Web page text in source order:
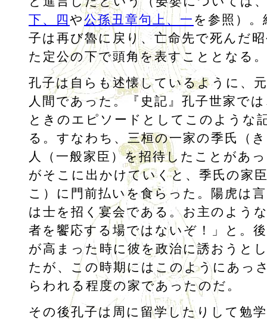
下、四 や公孫丑章句上、一 を参照）
子は再び魯に戻り、亡命先で死んだ
た定公の下で頭角を表すこととなる。
孔子は自らも述懐しているように、
人間であった。『史記』孔子世家で
ときのエピソードとしてこのような
る。すなわち、三桓の一家の季氏（
人（一般家臣）を招待したことがあ
がそこに出かけていくと、季氏の家
こ）に門前払いを食らった。陽虎は
は士を招く宴会である。お主のよう
者を饗応する場ではないぞ！」と。
が高まった時に彼を政治に誘おうと
たが、この時期にはこのようにあっ
らわれる程度の家であったのだ。
その後孔子は周に留学したりして勉